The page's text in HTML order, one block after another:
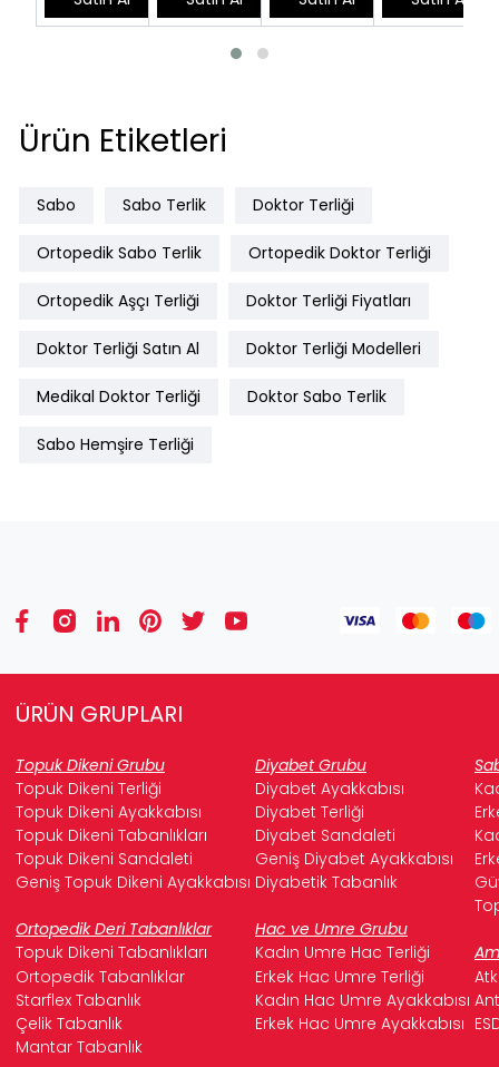
Ürün Etiketleri
Sabo Sabo Terlik Doktor Terliği
Ortopedik Sabo Terlik Ortopedik Doktor Terliği
Ortopedik Aşçı Terliği Doktor Terliği Fiyatları
Doktor Terliği Satın Al Doktor Terliği Modelleri
Medikal Doktor Terliği Doktor Sabo Terlik
Sabo Hemşire Terliği
ÜRÜN GRUPLARI
Topuk Dikeni Grubu Diyabet Grubu
Topuk Dikeni Terliği
Diyabet Ayakkabısı
Topuk Dikeni Ayakkabısı
Diyabet Terliği
Topuk Dikeni Tabanlıkları
Diyabet Sandaleti
Topuk Dikeni Sandaleti
Geniş Diyabet Ayakkabısı
Geniş Topuk Dikeni Ayakkabısı Diyabetik Tabanlık
Ortopedik Deri Tabanlıklar
Hac ve Umre Grubu
Topuk Dikeni Tabanlıkları
Kadın Umre Hac Terliği
Ortopedik Tabanlıklar
Erkek Hac Umre Terliği
Starflex Tabanlık
Kadın Hac Umre Ayakkabısı
Çelik Tabanlık
Erkek Hac Umre Ayakkabısı
Mantar Tabanlık